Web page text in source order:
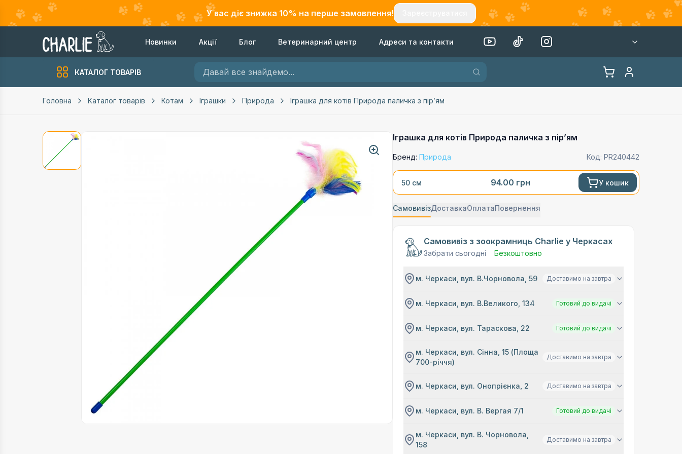
У вас діє знижка 10% на перше замовлення!
Новинки Акції Блог Ветеринарний центр Адреси та контакти
КАТАЛОГ ТОВАРІВ
Головна Каталог товарів Котам Іграшки Природа Іграшка для котів Природа паличка з пірʼям
Іграшка для котів Природа паличка з пірʼям
Бренд: Природа Код: PR240442
50 см 94.00 грн У кошик
СамовивізДоставкаОплатаПовернення
Самовивіз з зоокрамниць Charlie у Черкасах
Забрати сьогодні Безкоштовно
м. Черкаси, вул. В.Чорновола, 59 Доставимо на завтра
м. Черкаси, вул. В.Великого, 134 Готовий до видачі
м. Черкаси, вул. Тараскова, 22 Готовий до видачі
м. Черкаси, вул. Сінна, 15 (Площа
700-річчя)
Доставимо на завтра
м. Черкаси, вул. Онопрієнка, 2 Доставимо на завтра
м. Черкаси, вул. В. Вергая 7/1 Готовий до видачі
м. Черкаси, вул. В. Чорновола,
158
Доставимо на завтра